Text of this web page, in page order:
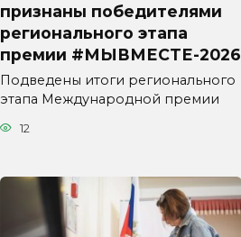
признаны победителями
регионального этапа
премии #МЫВМЕСТЕ-2026
Подведены итоги регионального
этапа Международной премии
12